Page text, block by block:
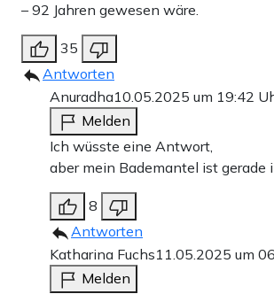
– 92 Jahren gewesen wäre.
35
Antworten
Anuradha10.05.2025 um 19:42
Melden
Ich wüsste eine Antwort,
aber mein Bademantel ist gerade
8
Antworten
Katharina Fuchs11.05.2025 um
Melden